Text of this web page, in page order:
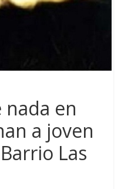
nada en
a joven
Las